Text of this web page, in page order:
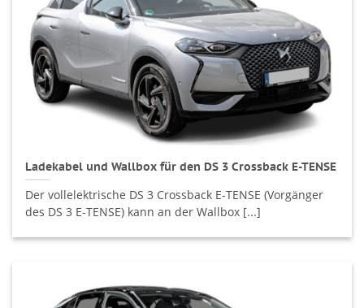
Ladekabel und Wallbox für den DS 3 Crossback E-TENSE
Der vollelektrische DS 3 Crossback E-TENSE (Vorgänger
des DS 3 E-TENSE) kann an der Wallbox [...]